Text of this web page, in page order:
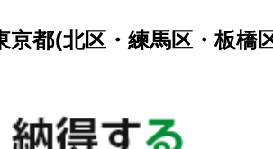
都(北区・練馬区・板